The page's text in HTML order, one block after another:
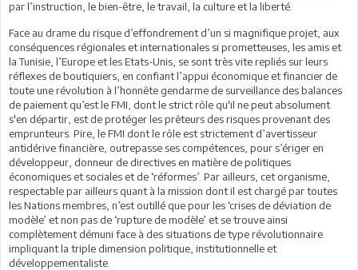
par l’instruction, le bien-être, le travail, la culture et la liberté.
Face au drame du risque d’effondrement d’un si magnifique projet, aux
conséquences régionales et internationales si prometteuses, les amis et
la Tunisie, l’Europe et les Etats-Unis, se sont très vite repliés sur leurs
réflexes de boutiquiers, en confiant l’appui économique et financier de
toute une révolution à l’honnête gendarme de surveillance des balances
de paiement qu’est le FMI, dont le strict rôle qu'il ne peut absolument
s'en départir, est de protéger les prêteurs des risques provenant des
emprunteurs. Pire, le FMI dont le rôle est strictement d’avertisseur
antidérive financière, outrepasse ses compétences, pour s’ériger en
développeur, donneur de directives en matière de politiques
économiques et sociales et de ‘réformes’. Par ailleurs, cet organisme,
respectable par ailleurs quant à la mission dont il est chargé par toutes
les Nations membres, n’est outillé que pour les ‘crises de déviation de
modèle’ et non pas de ‘rupture de modèle’ et se trouve ainsi
complètement démuni face à des situations de type révolutionnaire
impliquant la triple dimension politique, institutionnelle et
développementaliste.